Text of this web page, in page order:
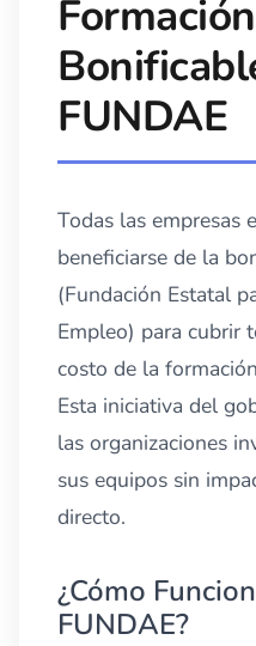
FUNDAE
Todas las empresas
beneficiarse de la
(Fundación Estatal
Empleo) para cubrir
costo de la
Esta iniciativa del
las organizaciones
sus equipos sin
directo.
¿Cómo
FUNDAE?